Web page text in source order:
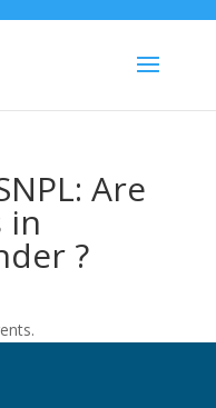
Are
in
?